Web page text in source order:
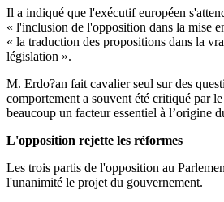
Il a indiqué que l'exécutif européen
« l'inclusion de l'opposition dans la mise
« la traduction des propositions dans la
législation ».
M. Erdo?an fait cavalier seul sur des
comportement a souvent été critiqué par
beaucoup un facteur essentiel à l’origine
L'opposition rejette les réformes
Les trois partis de l'opposition au
l'unanimité le projet du gouvernement.